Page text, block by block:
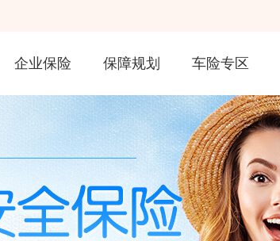
企业保险 保障规划 车险专区